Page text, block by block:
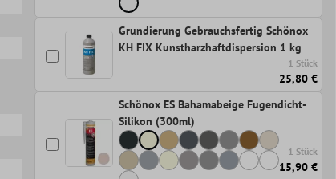
Grundierung Gebrauchsfertig Schönox
KH FIX Kunstharzhaftdispersion 1 kg
1 Stück
25,80 €
Schönox ES Bahamabeige Fugendicht-
Silikon (300ml)
1 Stück
15,90 €